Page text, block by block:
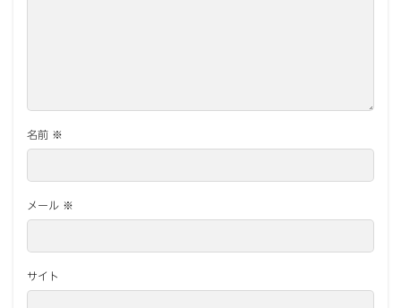
名前 ※
メール ※
サイト